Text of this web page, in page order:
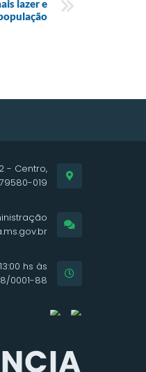
lazer e
- Centro,
79580-019
hs às
0001-88